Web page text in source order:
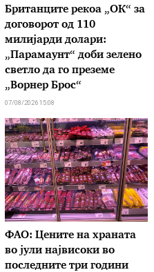
Британците рекоа „ОК“ за
договорот од 110
милијарди долари:
„Парамаунт“ доби зелено
светло да го преземе
„Ворнер Брос“
07/08/2026 15:08
ФАО: Цените на храната
во јули највисоки во
последните три години